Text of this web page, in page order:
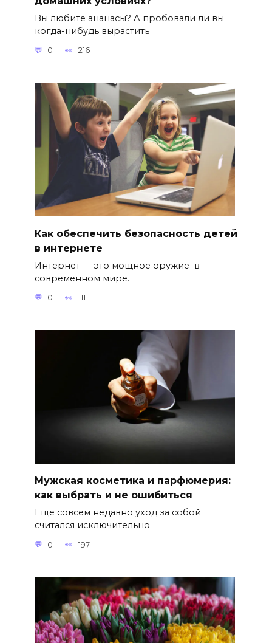
Вы любите ананасы? А пробовали ли вы
когда-нибудь вырастить
0 216
Как обеспечить безопасность детей
в интернете
Интернет — это мощное оружие в
современном мире.
0 111
Мужская косметика и парфюмерия:
как выбрать и не ошибиться
Еще совсем недавно уход за собой
считался исключительно
0 197